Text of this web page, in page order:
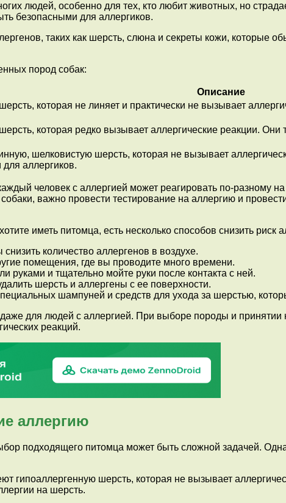
людей, особенно для тех, кто любит животных, но
безопасными для аллергиков.
таких как шерсть, слюна и секреты кожи, которые
пород собак:
Описание
которая не линяет и практически не вызывает
которая редко вызывает аллергические реакции.
шелковистую шерсть, которая не вызывает
аллергиков.
человек с аллергией может реагировать по-разному
важно провести тестирование на аллергию и
иметь питомца, есть несколько способов снизить риск
количество аллергенов в воздухе.
помещения, где вы проводите много времени.
руками и тщательно мойте руки после контакта с ней.
шерсть и аллергены с ее поверхности.
шампуней и средств для ухода за шерстью,
для людей с аллергией. При выборе породы и
реакций.
аллергию
подходящего питомца может быть сложной задачей.
гипоаллергенную шерсть, которая не вызывает
на шерсть.